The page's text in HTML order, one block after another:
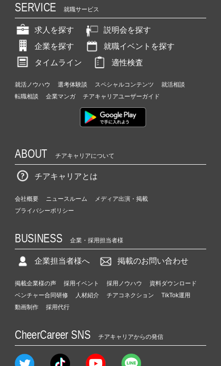
SERVICE 就職サービス
求人を探す
説明会を探す
企業を探す
就職イベントを探す
タイムライン
適性検査
就活ノウハウ 選考体験談 スペシャルコンテンツ
就活相談
転職相談
企業マンガ チアキャリアユーザーガイド
ABOUT チアキャリアについて
チアキャリアとは
会社概要 ニュースルーム
メディア出演・掲載
プライバシーポリシー
BUSINESS 企業・採用担当者様
企業担当者様へ 掲載のお問い合わせ
掲載企業様の声 採用イベント 採用ノウハウ
資料ダウンロード
ベンチャー合同研修
人材紹介 チアコネクション
TikTok運用
動画制作
採用代行
CheerCareer SNS チアキャリアからの発信